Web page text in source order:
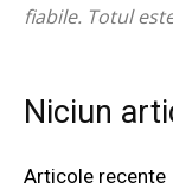
fiabile. Totul
Niciun
Articole recente